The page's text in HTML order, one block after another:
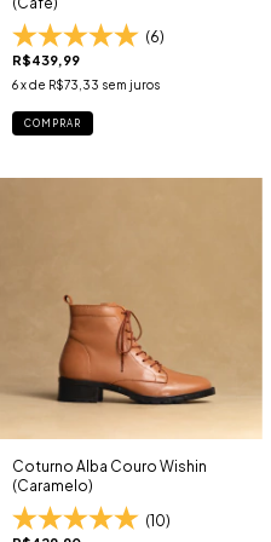
(6)
R$439,99
6x de R$73,33 sem juros
COMPRAR
Coturno Alba Couro Wishin
(Caramelo)
(10)